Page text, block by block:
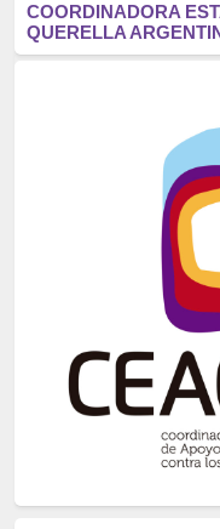
Eventos
(914)
Crímenes del
(699)
(607)
neofranquismo
Justicia Universal
Derechos
COORDINADORA
QUERELLA